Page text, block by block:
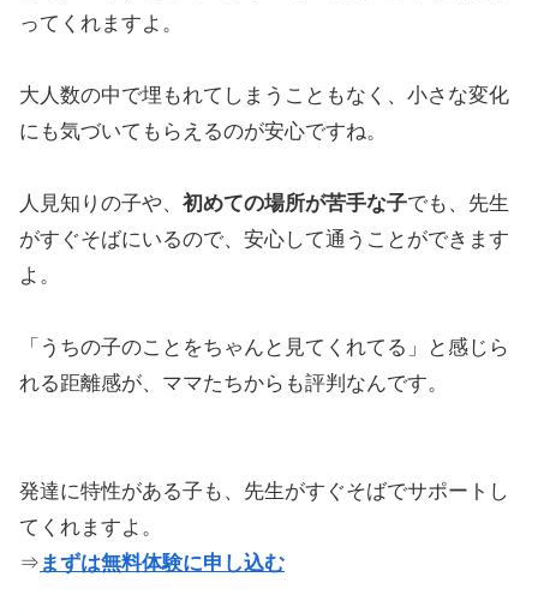
ってくれますよ。
大人数の中で埋もれてしまうこともなく、小さな変化
にも気づいてもらえるのが安心ですね。
人見知りの子や、 初めての場所が苦手な子でも、先生
がすぐそばにいるので、安心して通うことができます
よ。
「うちの子のことをちゃんと見てくれてる」と感じら
れる距離感が、ママたちからも評判なんです。
発達に特性がある子も、先生がすぐそばでサポートし
てくれますよ。
⇒ まずは無料体験に申し込む